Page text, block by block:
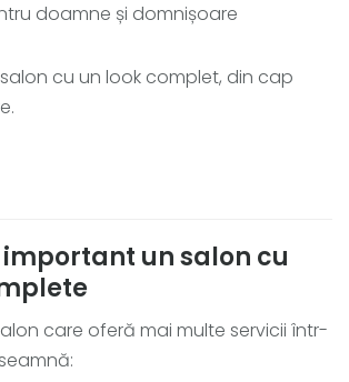
doamne și domnișoare
cu un look complet, din cap
important un salon cu
care oferă mai multe servicii într-